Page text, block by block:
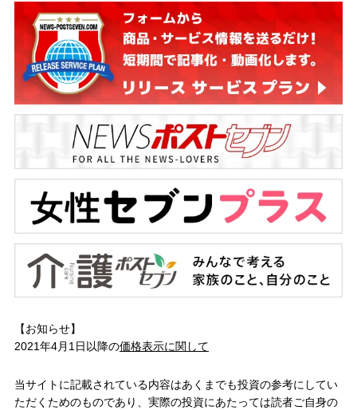
【お知らせ】
2021年4月1日以降の価格表示に関して
当サイトに記載されている内容はあくまでも投資の参考にしてい
ただくためのものであり、実際の投資にあたっては読者ご自身の